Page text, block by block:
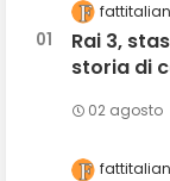
Rai 3,
storia di
02 agosto